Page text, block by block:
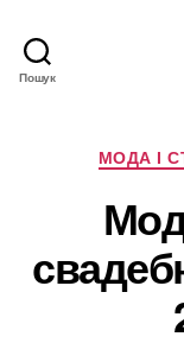
Пошук
МОДА І